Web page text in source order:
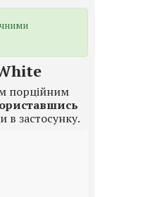
порційним
застосунку.